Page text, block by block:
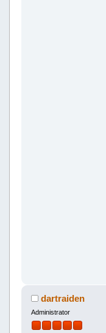
dartraiden
Administrator